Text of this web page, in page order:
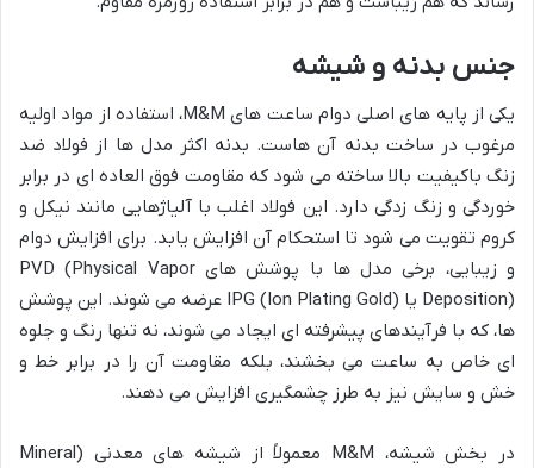
جنس بدنه و شیشه
یکی از پایه های اصلی دوام ساعت های M&M، استفاده از مواد اولیه
مرغوب در ساخت بدنه آن هاست. بدنه اکثر مدل ها از فولاد ضد
زنگ باکیفیت بالا ساخته می شود که مقاومت فوق العاده ای در برابر
خوردگی و زنگ زدگی دارد. این فولاد اغلب با آلیاژهایی مانند نیکل و
کروم تقویت می شود تا استحکام آن افزایش یابد. برای افزایش دوام
و زیبایی، برخی مدل ها با پوشش های PVD (Physical Vapor
Deposition) یا IPG (Ion Plating Gold) عرضه می شوند. این پوشش
ها، که با فرآیندهای پیشرفته ای ایجاد می شوند، نه تنها رنگ و جلوه
ای خاص به ساعت می بخشند، بلکه مقاومت آن را در برابر خط و
خش و سایش نیز به طرز چشمگیری افزایش می دهند.
در بخش شیشه، M&M معمولاً از شیشه های معدنی (Mineral